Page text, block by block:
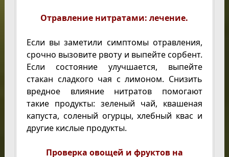
Отравление нитратами: лечение.
Если вы заметили симптомы отравления,
срочно вызовите рвоту и выпейте сорбент.
Если состояние улучшается, выпейте
стакан сладкого чая с лимоном. Снизить
вредное влияние нитратов помогают
такие продукты: зеленый чай, квашеная
капуста, соленый огурцы, хлебный квас и
другие кислые продукты.
Проверка овощей и фруктов на